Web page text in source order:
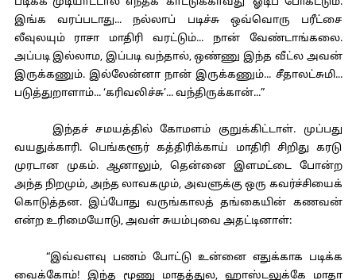
இங்க வரப்படாது... நல்லாப் படிச்சு ஒவ்வொரு பரீட்சை
லீவுலயும் ராசா மாதிரி வரட்டும்... நான் வேண்டாங்கலை.
அப்படி இல்லாம, இப்படி வந்தால், ஒண்ணு இந்த வீட்ல அவன்
இருக்கணும். இல்லேன்னா நான் இருக்கணும்... சீதாலட்சுமி...
படுத்துறாளாம்... ‘கரிவலிச்சு’... வந்திருக்கான்...”
இந்தச் சமயத்தில் கோமளம் குறுக்கிட்டாள். முப்பது
வயதுக்காரி. பெங்களூர் கத்திரிக்காய் மாதிரி சிறிது கரடு
முரடான முகம். ஆனாலும், தென்னை இளமட்டை போன்ற
அந்த நிறமும், அந்த லாவகமும், அவளுக்கு ஒரு கவர்ச்சியைக்
கொடுத்தன. இப்போது வருங்காலத் தங்கையின் கணவன்
என்ற உரிமையோடு, அவள் சுயம்புவை அதட்டினாள்:
“இவ்வளவு பணம் போட்டு உன்னை எதுக்காக படிக்க
வைக்கோம்! இந்த மூணு மாதத்துல, ஹாஸ்டலுக்கே மாதா